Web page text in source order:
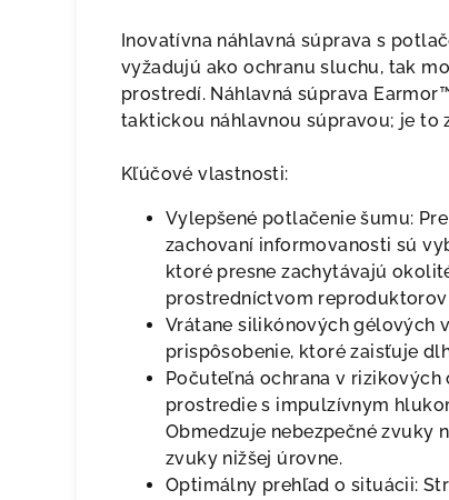
Inovatívna náhlavná súprava s
vyžadujú ako ochranu sluchu, tak
prostredí. Náhlavná súprava
taktickou náhlavnou súpravou; je to
Kľúčové vlastnosti:
Vylepšené potlačenie šumu:
zachovaní informovanosti sú
ktoré presne zachytávajú
prostredníctvom
Vrátane silikónových gélových
prispôsobenie, ktoré zaisťuje
Počuteľná ochrana v
prostredie s impulzívnym
Obmedzuje nebezpečné zvuky
zvuky nižšej úrovne.
Optimálny prehľad o situácii: